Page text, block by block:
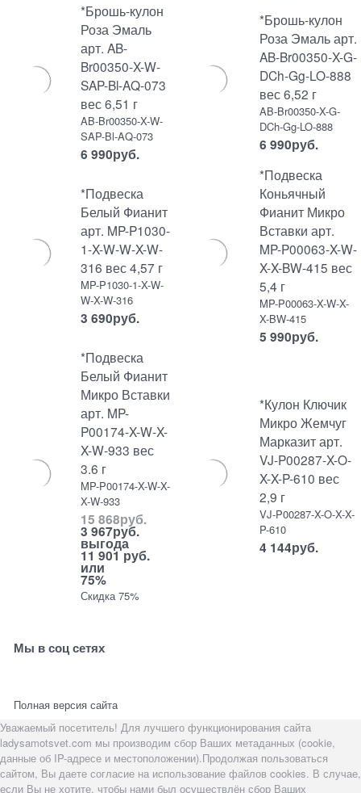
*Брошь-кулон
Роза Эмаль
арт. AB-
Br00350-X-W-
SAP-Bl-AQ-073
вес 6,51 г
AB-Br00350-X-W-
SAP-Bl-AQ-073
6 990руб.
*Брошь-кулон
Роза Эмаль арт.
AB-Br00350-X-G-
DCh-Gg-LO-888
вес 6,52 г
AB-Br00350-X-G-
DCh-Gg-LO-888
6 990руб.
*Подвеска
Белый Фианит
арт. MP-P1030-
1-X-W-W-X-W-
316 вес 4,57 г
MP-P1030-1-X-W-
W-X-W-316
3 690руб.
*Подвеска
Коньячный
Фианит Микро
Вставки арт.
MP-P00063-X-W-
X-X-BW-415 вес
5,4 г
MP-P00063-X-W-X-
X-BW-415
5 990руб.
*Подвеска
Белый Фианит
Микро Вставки
арт. MP-
P00174-X-W-X-
X-W-933 вес
3.6 г
MP-P00174-X-W-X-
X-W-933
15 868руб.
3 967руб.
выгода
11 901 руб.
или
75%
Скидка 75%
*Кулон Ключик
Микро Жемчуг
Марказит арт.
VJ-P00287-X-O-
X-X-P-610 вес
2,9 г
VJ-P00287-X-O-X-X-
P-610
4 144руб.
Мы в соц сетях
Полная версия сайта
Уважаемый посетитель! Для лучшего функционирования сайта
ladysamotsvet.com мы производим сбор Ваших метаданных (cookie,
данные об IP-адресе и местоположении).Продолжая пользоваться
сайтом, Вы даете согласие на использование файлов cookies. В случае,
если Вы не хотите, чтобы нами был осуществлён сбор Ваших